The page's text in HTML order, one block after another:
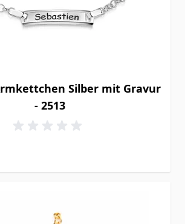
Silber mit Gravur
- 2513